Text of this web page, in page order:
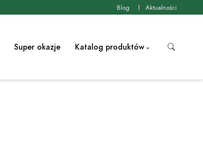
Blog Aktualności
Super okazje Katalog produktów